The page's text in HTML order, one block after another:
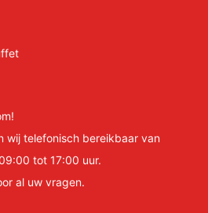
wij telefonisch bereikbaar van
tot 17:00 uur.
al uw vragen.